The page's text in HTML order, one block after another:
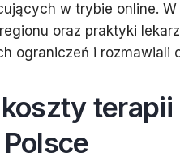
w trybie online.
oraz praktyki
ograniczeń i rozmawiali